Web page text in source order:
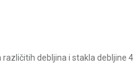
debljina i stakla debljine 4